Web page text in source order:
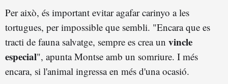
Per això, és important evitar agafar carinyo a les
tortugues, per impossible que sembli. "Encara que es
tracti de fauna salvatge, sempre es crea un vincle
especial", apunta Montse amb un somriure. I més
encara, si l'animal ingressa en més d'una ocasió.